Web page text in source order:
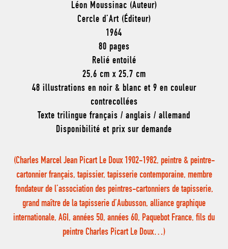
Léon Moussinac (Auteur)
Cercle d’Art (Éditeur)
1964
80 pages
Relié entoilé
25,6 cm x 25,7 cm
48 illustrations en noir & blanc et 9 en couleur
contrecollées
Texte trilingue français / anglais / allemand
Disponibilité et prix sur demande
(Charles Marcel Jean Picart Le Doux 1902-1982, peintre & peintre-
cartonnier français, tapissier, tapisserie contemporaine, membre
fondateur de l’association des peintres-cartonniers de tapisserie,
grand maître de la tapisserie d’Aubusson, alliance graphique
internationale, AGI, années 50, années 60, Paquebot France, fils du
peintre Charles Picart Le Doux…)